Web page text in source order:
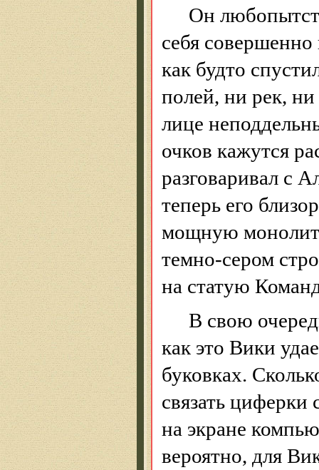
Он
себя
как будто
полей, ни рек,
лице
очков кажутся
разговаривал с
теперь его
мощную
темно-сером
на статую
В свою
как это Вики
буковках.
связать циферки
на экране
вероятно, для